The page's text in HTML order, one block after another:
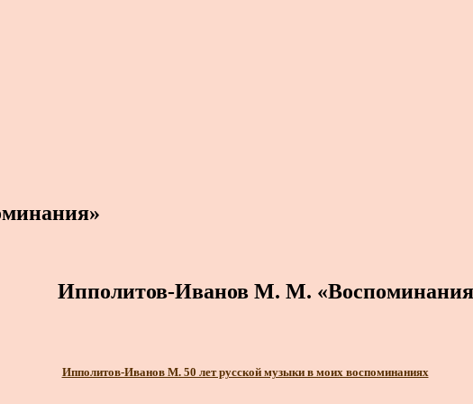
Ипполитов-Иванов М. М.
Ипполитов-Иванов М. 50 лет русской музыки в моих воспоминаниях